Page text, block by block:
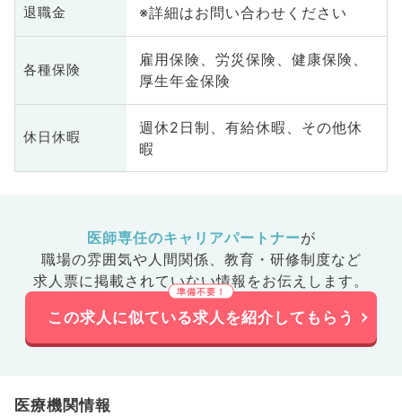
退職金 ※詳細はお問い合わせください
各種保険
雇用保険、労災保険、健康保険、
厚生年金保険
休日休暇
週休2日制、有給休暇、その他休
暇
医師専任のキャリアパートナーが
職場の雰囲気や人間関係、 教育・研修制度など
求人票に掲載されていない情報をお伝えします。
この求人に似ている求人を紹介してもらう
医療機関情報